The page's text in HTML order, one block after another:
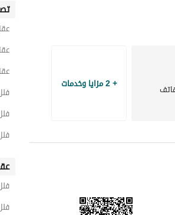
+ 2 مزايا وخدمات
فلل 3 غرف نوم
فلل 3 غرف نوم
فلل 3 غرف نوم